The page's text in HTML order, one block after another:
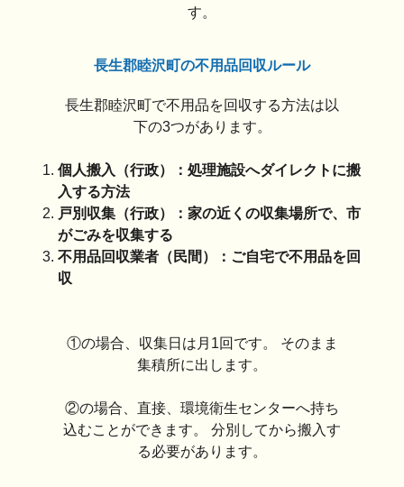
す。
長生郡睦沢町の不用品回収ルール
長生郡睦沢町で不用品を回収する方法は以
下の3つがあります。
個人搬入（行政）：処理施設へダイレクトに搬
入する方法
戸別収集（行政）：家の近くの収集場所で、市
がごみを収集する
不用品回収業者（民間）：ご自宅で不用品を回
収
①の場合、収集日は月1回です。 そのまま
集積所に出します。
②の場合、直接、環境衛生センターへ持ち
込むことができます。 分別してから搬入す
る必要があります。